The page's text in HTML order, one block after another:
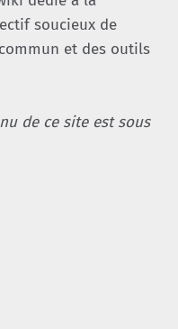
soucieux de
et des outils
de ce site est sous